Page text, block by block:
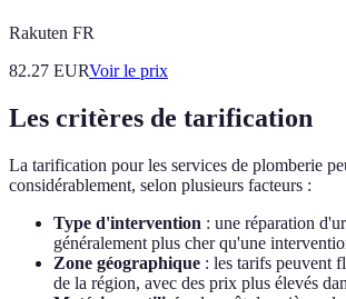
Rakuten FR
82.27 EURVoir le prix
Les critères de tarification
La tarification pour les services de plomberie
considérablement, selon plusieurs facteurs :
Type d'intervention : une réparation
généralement plus cher qu'une
Zone géographique : les tarifs peuvent
de la région, avec des prix plus élevés